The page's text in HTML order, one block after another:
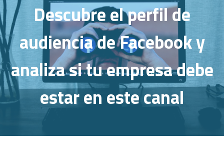
Descubre el perfil de
audiencia de Facebook y
analiza si tu empresa debe
estar en este canal